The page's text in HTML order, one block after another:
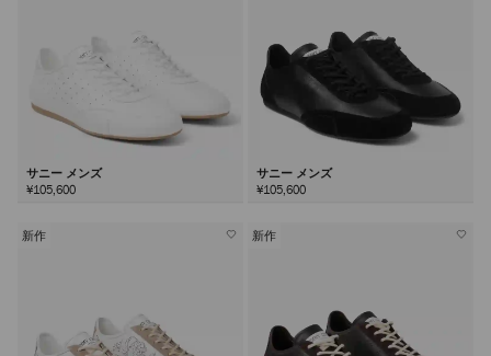
サニー メンズ
¥105,600
サニー メンズ
¥105,600
新作 新作